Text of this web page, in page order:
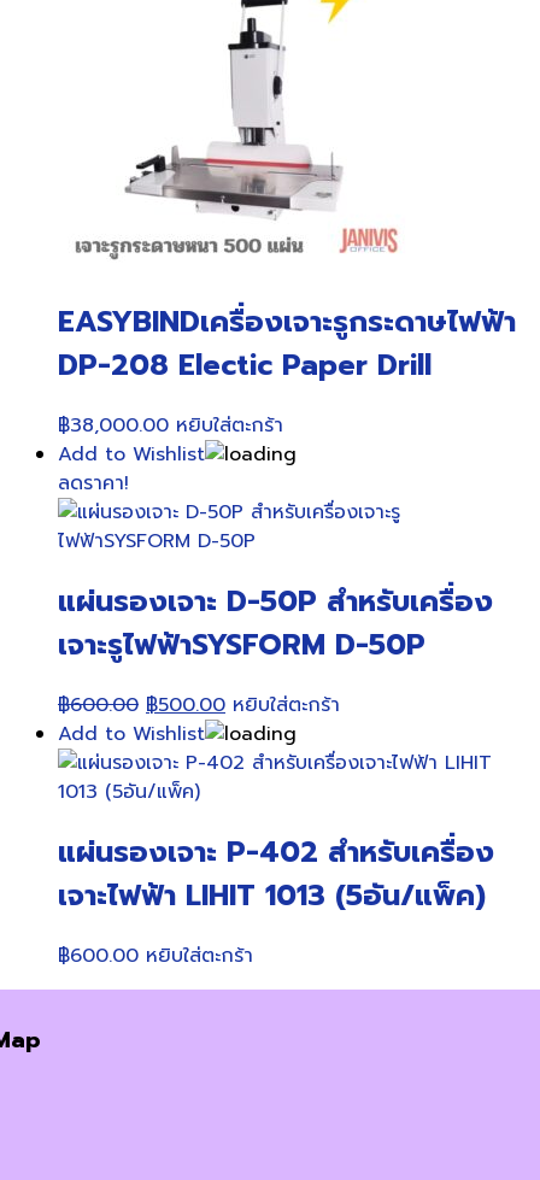
EASYBINDเครื่องเจาะรูกระดาษไฟฟ้า
DP-208 Electic Paper Drill
฿38,000.00 หยิบใส่ตะกร้า
Add to Wishlist
ลดราคา!
แผ่นรองเจาะ D-50P สำหรับเครื่อง
เจาะรูไฟฟ้าSYSFORM D-50P
฿600.00 Original
price
was:
฿600.00.
฿500.00Current
price
is:
หยิบใส่ตะกร้า
Add to Wishlist
แผ่นรองเจาะ P-402 สำหรับเครื่อง
เจาะไฟฟ้า LIHIT 1013 (5อัน/แพ็ค)
฿600.00 หยิบใส่ตะกร้า